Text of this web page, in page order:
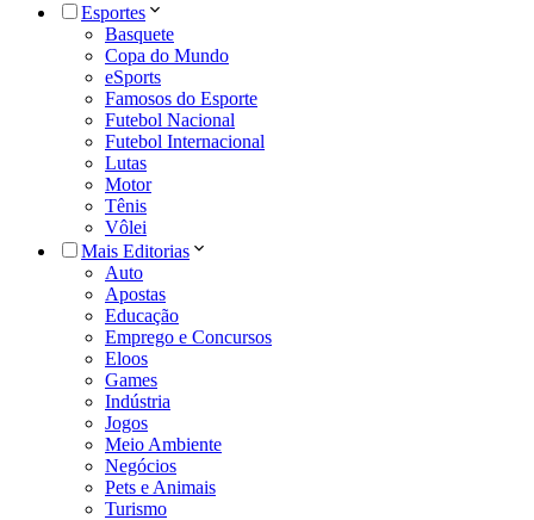
Esportes
Basquete
Copa do Mundo
eSports
Famosos do Esporte
Futebol Nacional
Futebol Internacional
Lutas
Motor
Tênis
Vôlei
Mais Editorias
Auto
Apostas
Educação
Emprego e Concursos
Eloos
Games
Indústria
Jogos
Meio Ambiente
Negócios
Pets e Animais
Turismo